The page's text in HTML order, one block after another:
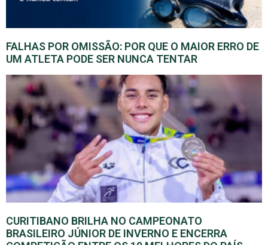
FALHAS POR OMISSÃO: POR QUE O MAIOR ERRO DE
UM ATLETA PODE SER NUNCA TENTAR
CURITIBANO BRILHA NO CAMPEONATO
BRASILEIRO JÚNIOR DE INVERNO E ENCERRA